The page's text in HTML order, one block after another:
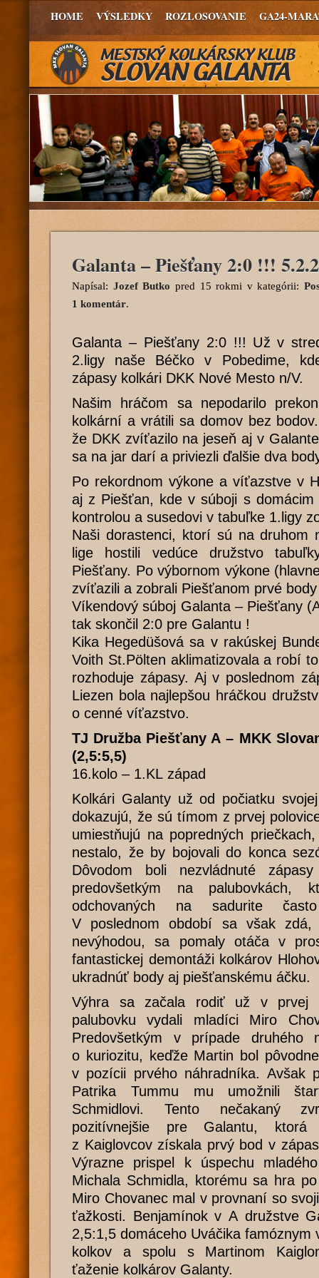
HOME VÝSLEDKY ROZLOSOVANIE GA24-
Galanta – Piešťany 2:0 !!!
Napísal: Jozef Butko pred 15 rokmi v kategórii:
1 komentár.
Galanta – Piešťany 2:0 !!! Už v
2.ligy naše Béčko v Pobedime,
zápasy kolkári DKK Nové Mesto n/V.
Našim hráčom sa nepodarilo
kolkární a vrátili sa domov bez
že DKK zvíťazilo na jeseň aj v
sa na jar darí a priviezli ďalšie dva
Po rekordnom výkone a víťazstve v
aj z Piešťan, kde v súboji s domácim
kontrolou a susedovi v tabuľke 1.ligy
Naši dorastenci, ktorí sú na druhom
lige hostili vedúce družstvo
Piešťany. Po výbornom výkone
zvíťazili a zobrali Piešťanom prvé
Víkendový súboj Galanta – Piešťany
tak skončil 2:0 pre Galantu !
Kika Hegedüšová sa v rakúskej
Voith St.Pölten aklimatizovala a robí
rozhoduje zápasy. Aj v poslednom
Liezen bola najlepšou hráčkou
o cenné víťazstvo.
TJ Družba Piešťany A – MKK
(2,5:5,5)
16.kolo – 1.KL západ
Kolkári Galanty už od počiatku
dokazujú, že sú tímom z prvej
umiestňujú na popredných
nestalo, že by bojovali do konca
Dôvodom boli nezvládnuté
predovšetkým na
odchovaných na sadurite
V poslednom období sa však
nevýhodou, sa pomaly otáča v
fantastickej demontáži kolkárov
ukradnúť body aj piešťanskému áčku.
Výhra sa začala rodiť už v
palubovku vydali mladíci Miro
Predovšetkým v prípade druhého
o kuriozitu, keďže Martin bol
v pozícii prvého náhradníka. Avšak
Patrika Tummu mu umožnili
Schmidlovi. Tento nečakaný
pozitívnejšie pre Galantu,
z Kaiglovcov získala prvý bod v
Výrazne prispel k úspechu
Michala Schmidla, ktorému sa hra
Miro Chovanec mal v provnaní so
ťažkosti. Benjamínok v A družstve
2,5:1,5 domáceho Uváčika famóznym
kolkov a spolu s Martinom
ťaženie kolkárov Galanty.